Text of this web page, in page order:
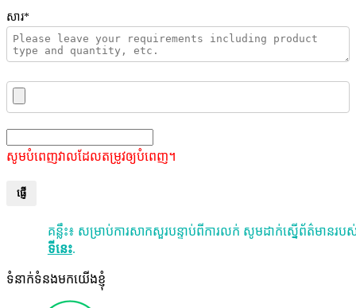
សារ*
សូមបំពេញវាលដែលតម្រូវឲ្យបំពេញ។
ផ្ញើ
គន្លឹះ៖ សម្រាប់ការសាកសួរបន្ទាប់ពីការលក់ សូមដាក់ស្នើព័ត៌មានរប
ទីនេះ.
ទំនាក់ទំនងមកយើងខ្ញុំ